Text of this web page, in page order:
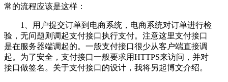
常的流程应该是这样：
1、用户提交订单到电商系统，电商系统对订单进行检
验，无问题则调起支付接口执行支付。注意这里支付接口
是在服务器端调起的。一般支付接口很少从客户端直接调
起。为了安全，支付接口一般要求用HTTPS来访问，并对
接口做签名。关于支付接口的设计，我将另起博文介绍。